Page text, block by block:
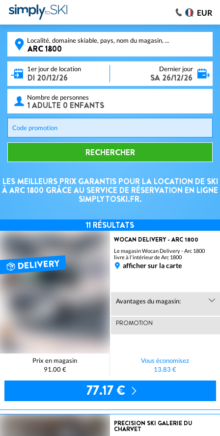
EUR
Localité, domaine skiable, pays, nom du magasin, ...
1er jour de location Dernier jour
Nombre de personnes
Code promotion
RECHERCHER
LES MEILLEURS PRIX GARANTIS POUR LA LOCATION DE SKI
À ARC 1800 GRÂCE AU SERVICE DE RÉSERVATION EN LIGNE
SIMPLYTOSKI.FR.
11 RÉSULTATS
DELIVERY
WOCAN DELIVERY - ARC 1800
Le magasin Wocan Delivery - Arc 1800
livre à l'intérieur de Arc 1800
afficher sur la carte
Avantages du magasin:
PROMOTION
Prix en magasin
91.00 €
Vous économisez
13.83 €
77.17 €
PRECISION SKI GALERIE DU
CHARVET